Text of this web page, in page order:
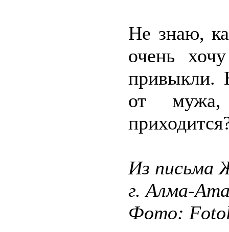
Не знаю,
очень
привыкли.
от
Из письма
г. Алма-
Фото: